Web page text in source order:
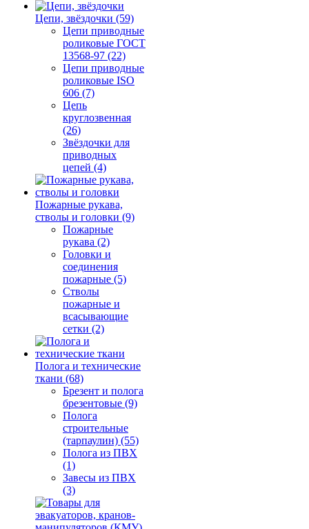
Цепи, звёздочки (59)
Цепи приводные
роликовые ГОСТ
13568-97 (22)
Цепи приводные
роликовые ISO
606 (7)
Цепь
круглозвенная
(26)
Звёздочки для
приводных
цепей (4)
Пожарные рукава,
стволы и головки (9)
Пожарные
рукава (2)
Головки и
соединения
пожарные (5)
Стволы
пожарные и
всасывающие
сетки (2)
Полога и технические
ткани (68)
Брезент и полога
брезентовые (9)
Полога
строительные
(тарпаулин) (55)
Полога из ПВХ
(1)
Завесы из ПВХ
(3)